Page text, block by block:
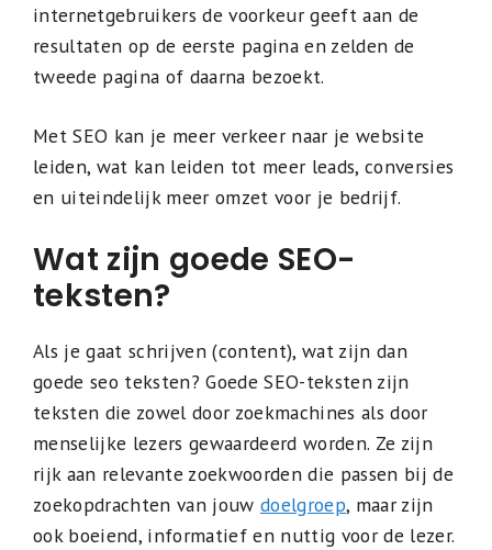
internetgebruikers de voorkeur geeft aan de
resultaten op de eerste pagina en zelden de
tweede pagina of daarna bezoekt.
Met SEO kan je meer verkeer naar je website
leiden, wat kan leiden tot meer leads, conversies
en uiteindelijk meer omzet voor je bedrijf.
Wat zijn goede SEO-
teksten?
Als je gaat schrijven (content), wat zijn dan
goede seo teksten? Goede SEO-teksten zijn
teksten die zowel door zoekmachines als door
menselijke lezers gewaardeerd worden. Ze zijn
rijk aan relevante zoekwoorden die passen bij de
zoekopdrachten van jouw doelgroep, maar zijn
ook boeiend, informatief en nuttig voor de lezer.